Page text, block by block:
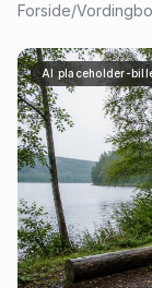
Forside/
AI placeholder-